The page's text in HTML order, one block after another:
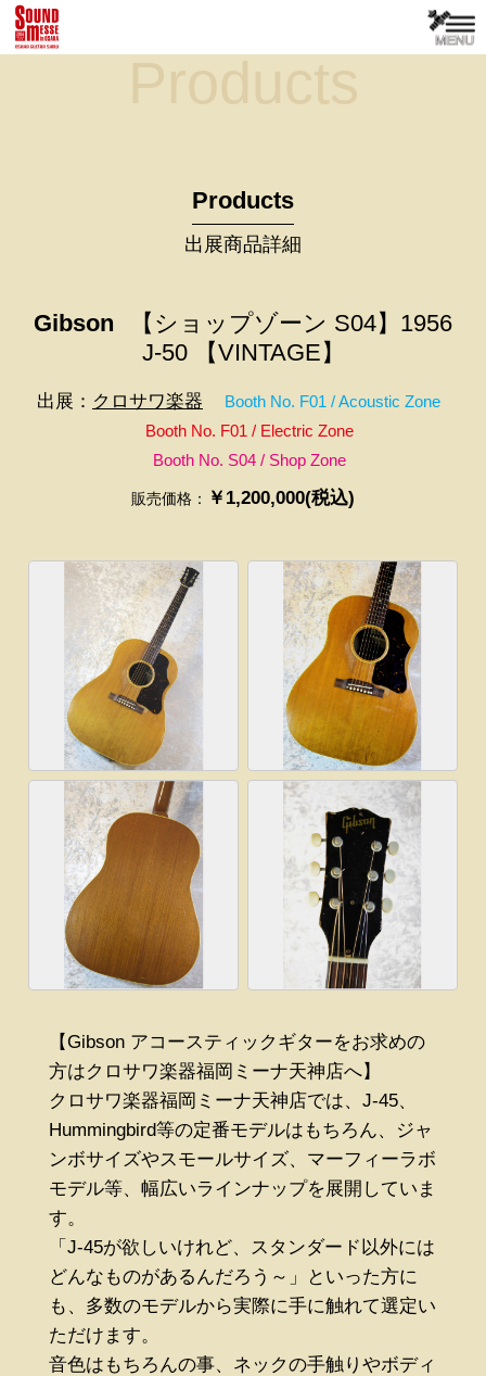
Products
Products
出展商品詳細
Gibson
【ショップゾーン S04】1956
J-50 【VINTAGE】
出展： クロサワ楽器
Booth No. F01 / Acoustic Zone
Booth No. F01 / Electric Zone
Booth No. S04 / Shop Zone
販売価格： ￥1,200,000(税込)
【Gibson アコースティックギターをお求めの
方はクロサワ楽器福岡ミーナ天神店へ】
クロサワ楽器福岡ミーナ天神店では、J-45、
Hummingbird等の定番モデルはもちろん、ジャ
ンボサイズやスモールサイズ、マーフィーラボ
モデル等、幅広いラインナップを展開していま
す。
「J-45が欲しいけれど、スタンダード以外には
どんなものがあるんだろう～」といった方に
も、多数のモデルから実際に手に触れて選定い
ただけます。
音色はもちろんの事、ネックの手触りやボディ